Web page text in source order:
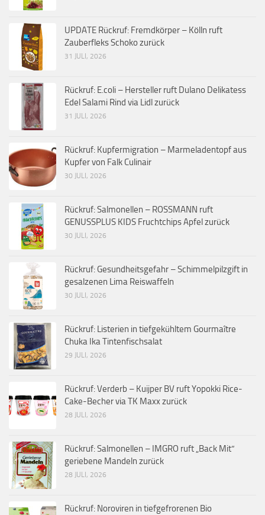
UPDATE Rückruf: Fremdkörper – Kölln ruft
Zauberfleks Schoko zurück
31 JULI, 2026
Rückruf: E.coli – Hersteller ruft Dulano Delikatess
Edel Salami Rind via Lidl zurück
31 JULI, 2026
Rückruf: Kupfermigration – Marmeladentopf aus
Kupfer von Falk Culinair
30 JULI, 2026
Rückruf: Salmonellen – ROSSMANN ruft
GENUSSPLUS KIDS Fruchtchips Apfel zurück
30 JULI, 2026
Rückruf: Gesundheitsgefahr – Schimmelpilzgift in
gesalzenen Lima Reiswaffeln
30 JULI, 2026
Rückruf: Listerien in tiefgekühltem Gourmaître
Chuka Ika Tintenfischsalat
29 JULI, 2026
Rückruf: Verderb – Kuijper BV ruft Yopokki Rice-
Cake-Becher via TK Maxx zurück
28 JULI, 2026
Rückruf: Salmonellen – IMGRO ruft „Back Mit“
geriebene Mandeln zurück
28 JULI, 2026
Rückruf: Noroviren in tiefgefrorenen Bio